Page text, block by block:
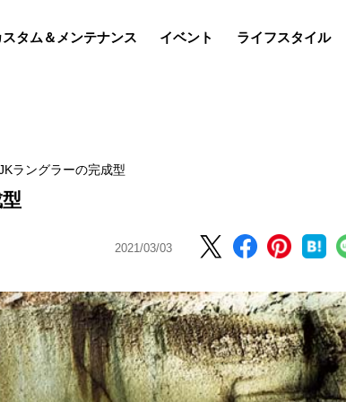
スタム＆メンテナンス イベント ライフスタイル
ラングラーの完成型
2021/03/03